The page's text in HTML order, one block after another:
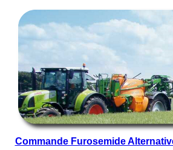
Commande Furosemide